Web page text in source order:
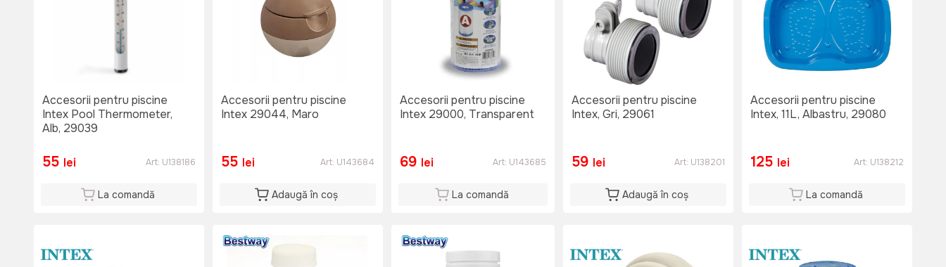
Accesorii pentru piscine
Intex Pool Thermometer,
Alb, 29039
55 lei Art: U138186
La comandă
Accesorii pentru piscine
Intex 29044, Maro
55 lei Art: U143684
Adaugă în coș
Accesorii pentru piscine
Intex 29000, Transparent
69 lei Art: U143685
La comandă
Accesorii pentru piscine
Intex, Gri, 29061
59 lei Art: U138201
Adaugă în coș
Accesorii pentru piscine
Intex, 11L, Albastru, 29080
125 lei Art: U138212
La comandă